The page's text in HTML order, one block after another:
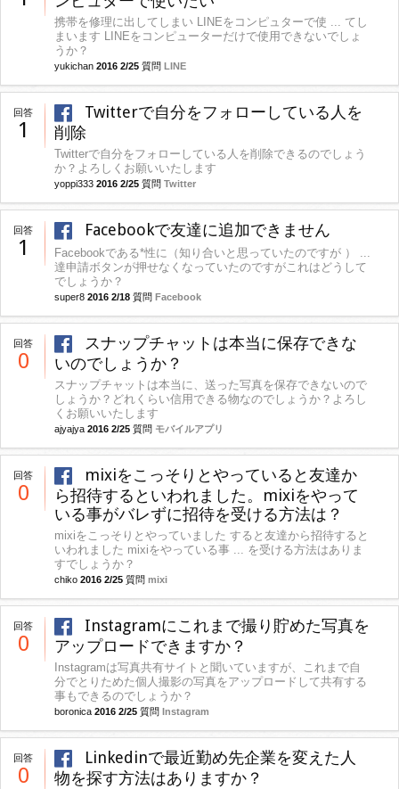
携帯を修理に出してしまい LINEをコンピュターで使 ... てし
まいます LINEをコンピューターだけで使用できないでしょ
うか？
yukichan 2016 2/25 質問 LINE
回答
1
Twitterで自分をフォローしている人を
削除
Twitterで自分をフォローしている人を削除できるのでしょう
か？よろしくお願いいたします
yoppi333 2016 2/25 質問 Twitter
回答
1
Facebookで友達に追加できません
Facebookである*性に（知り合いと思っていたのですが ） ...
達申請ボタンが押せなくなっていたのですがこれはどうして
でしょうか？
super8 2016 2/18 質問 Facebook
回答
0
スナップチャットは本当に保存できな
いのでしょうか？
スナップチャットは本当に、送った写真を保存できないので
しょうか？どれくらい信用できる物なのでしょうか？よろし
くお願いいたします
ajyajya 2016 2/25 質問 モバイルアプリ
回答
0
mixiをこっそりとやっていると友達か
ら招待するといわれました。mixiをやって
いる事がバレずに招待を受ける方法は？
mixiをこっそりとやっていました すると友達から招待すると
いわれました mixiをやっている事 ... を受ける方法はありま
すでしょうか？
chiko 2016 2/25 質問 mixi
回答
0
Instagramにこれまで撮り貯めた写真を
アップロードできますか？
Instagramは写真共有サイトと聞いていますが、これまで自
分でとりためた個人撮影の写真をアップロードして共有する
事もできるのでしょうか？
boronica 2016 2/25 質問 Instagram
回答
0
Linkedinで最近勤め先企業を変えた人
物を探す方法はありますか？